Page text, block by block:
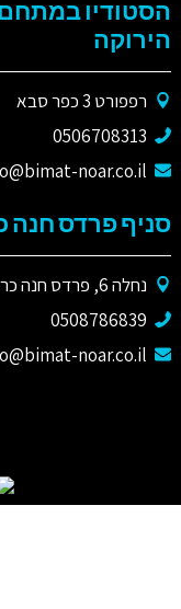
הסטודיו
הירוקה
רפפורט 3 כפר סבא
0506708313
noar.co.il
סניף פרדס חנה
נחלה 6, פרדס חנה כרכור (מרכז שדות)
0508786839
noar.co.il